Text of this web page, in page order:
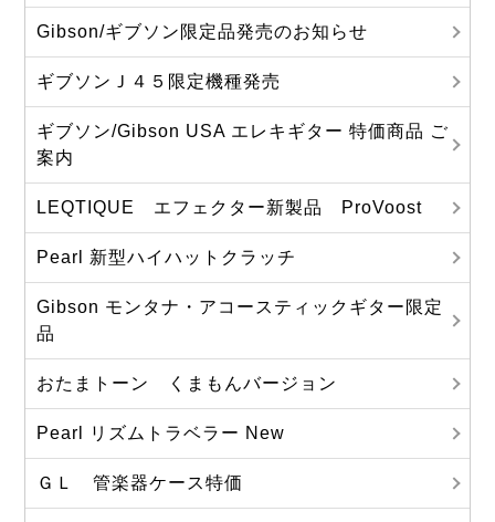
Gibson/ギブソン限定品発売のお知らせ
ギブソンＪ４５限定機種発売
ギブソン/Gibson USA エレキギター 特価商品 ご
案内
LEQTIQUE エフェクター新製品 ProVoost
Pearl 新型ハイハットクラッチ
Gibson モンタナ・アコースティックギター限定
品
おたまトーン くまもんバージョン
Pearl リズムトラベラー New
ＧＬ 管楽器ケース特価